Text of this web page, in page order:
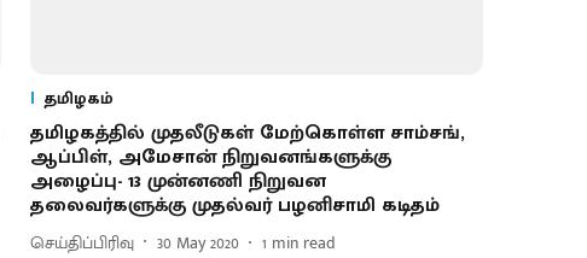
தமிழகம்
தமிழகத்தில் முதலீடுகள் மேற்கொள்ள சாம்சங்,
ஆப்பிள், அமேசான் நிறுவனங்களுக்கு
அழைப்பு- 13 முன்னணி நிறுவன
தலைவர்களுக்கு முதல்வர் பழனிசாமி கடிதம்
செய்திப்பிரிவு 30 May 2020 1 min read